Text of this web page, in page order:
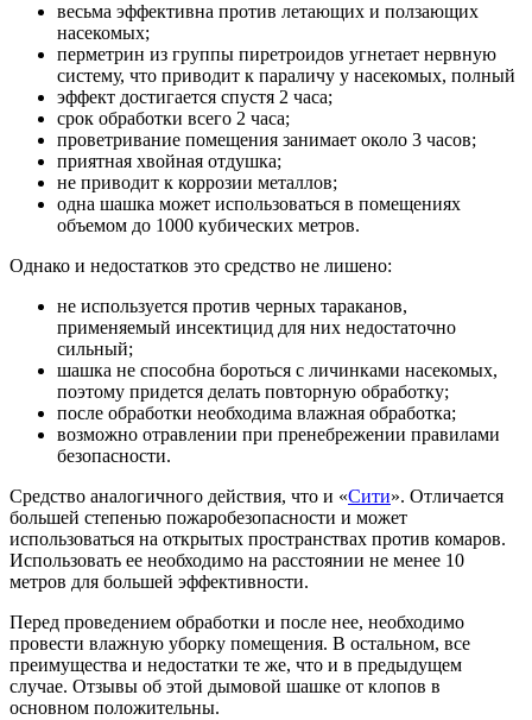
весьма эффективна против летающих и ползающих
насекомых;
перметрин из группы пиретроидов угнетает нервную
систему, что приводит к параличу у насекомых, полный
эффект достигается спустя 2 часа;
срок обработки всего 2 часа;
проветривание помещения занимает около 3 часов;
приятная хвойная отдушка;
не приводит к коррозии металлов;
одна шашка может использоваться в помещениях
объемом до 1000 кубических метров.
Однако и недостатков это средство не лишено:
не используется против черных тараканов,
применяемый инсектицид для них недостаточно
сильный;
шашка не способна бороться с личинками насекомых,
поэтому придется делать повторную обработку;
после обработки необходима влажная обработка;
возможно отравлении при пренебрежении правилами
безопасности.
Средство аналогичного действия, что и «Сити». Отличается
большей степенью пожаробезопасности и может
использоваться на открытых пространствах против комаров.
Использовать ее необходимо на расстоянии не менее 10
метров для большей эффективности.
Перед проведением обработки и после нее, необходимо
провести влажную уборку помещения. В остальном, все
преимущества и недостатки те же, что и в предыдущем
случае. Отзывы об этой дымовой шашке от клопов в
основном положительны.